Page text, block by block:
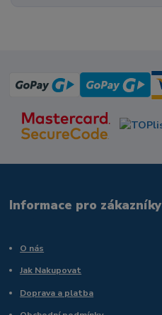
Informace pro zákazníky
O nás
Jak Nakupovat
Doprava a platba